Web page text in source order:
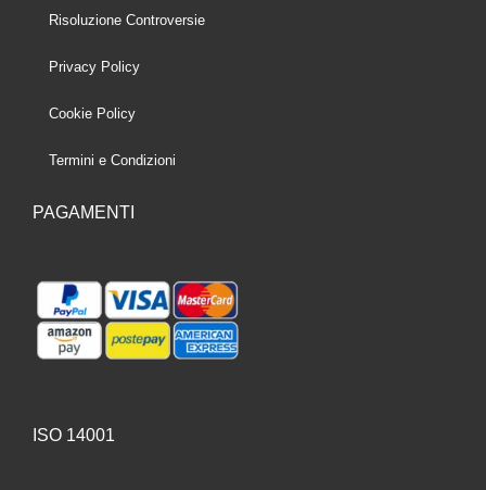
Risoluzione Controversie
Privacy Policy
Cookie Policy
Termini e Condizioni
PAGAMENTI
ISO 14001